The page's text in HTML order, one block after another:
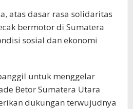
atas dasar rasa solidaritas
bermotor di Sumatera
sosial dan ekonomi
untuk menggelar
Betor Sumatera Utara
dukungan terwujudnya